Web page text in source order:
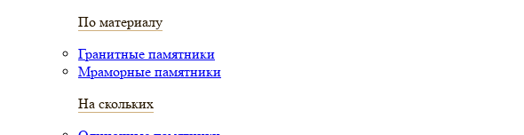
По материалу
Гранитные памятники
Мраморные памятники
На скольких